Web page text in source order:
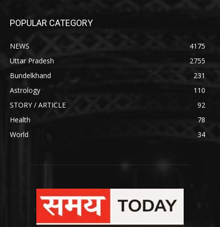
POPULAR CATEGORY
NEWS
4175
Uttar Pradesh
2755
Bundelkhand
231
Astrology
110
STORY / ARTICLE
92
Health
78
World
34